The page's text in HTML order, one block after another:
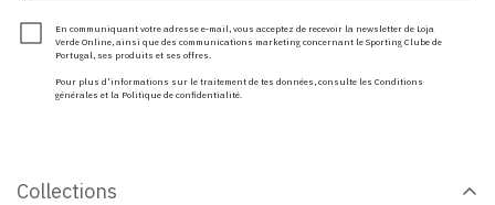
En communiquant votre adresse e-mail, vous acceptez de recevoir la newsletter de Loja
Verde Online, ainsi que des communications marketing concernant le Sporting Clube de
Portugal, ses produits et ses offres.
Pour plus d'informations sur le traitement de tes données, consulte les Conditions
générales et la Politique de confidentialité.
Collections